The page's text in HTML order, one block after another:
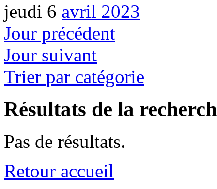
jeudi 6 avril 2023
Jour précédent
Jour suivant
Trier par catégorie
Résultats de la
Pas de résultats.
Retour accueil